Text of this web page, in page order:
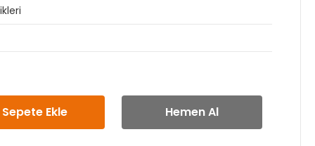
Sepete Ekle Hemen Al